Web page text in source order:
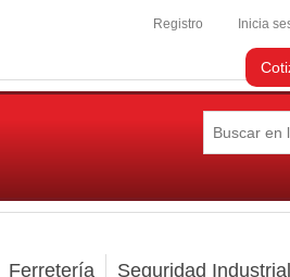
Registro Inicia
Ferretería Seguridad Industrial